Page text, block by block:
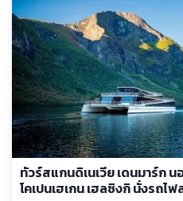
ทัวร์สแกนดิเนเวีย เดนมาร์ก
โคเปนเฮเกน เฮลซิงกิ นั่งรถไ